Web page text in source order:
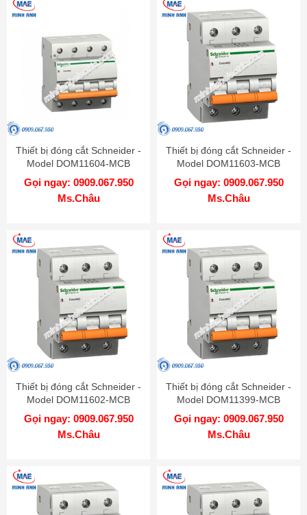
Thiết bị đóng cắt Schneider -
Model DOM11604-MCB
Gọi ngay: 0909.067.950
Ms.Châu
Thiết bị đóng cắt Schneider -
Model DOM11603-MCB
Gọi ngay: 0909.067.950
Ms.Châu
Thiết bị đóng cắt Schneider -
Model DOM11602-MCB
Gọi ngay: 0909.067.950
Ms.Châu
Thiết bị đóng cắt Schneider -
Model DOM11399-MCB
Gọi ngay: 0909.067.950
Ms.Châu